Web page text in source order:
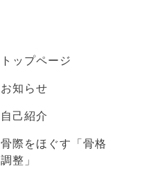
トップページ
お知らせ
自己紹介
骨際をほぐす「骨格
調整」